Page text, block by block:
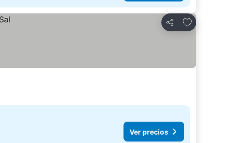
Compartir
Añadir a favoritos
Ver precios